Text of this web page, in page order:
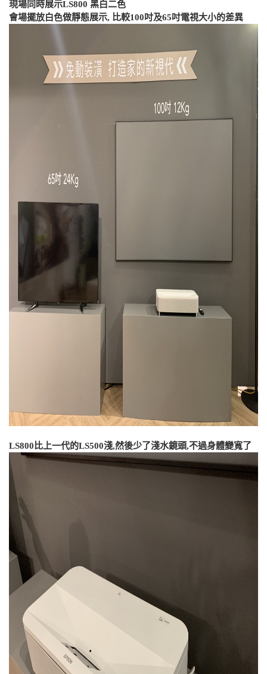
現場同時展示LS800 黑白二色
會場擺放白色做靜態展示, 比較100吋及65吋電視大小的差異
LS800比上一代的LS500淺,然後少了淺水鏡頭,不過身體變寬了